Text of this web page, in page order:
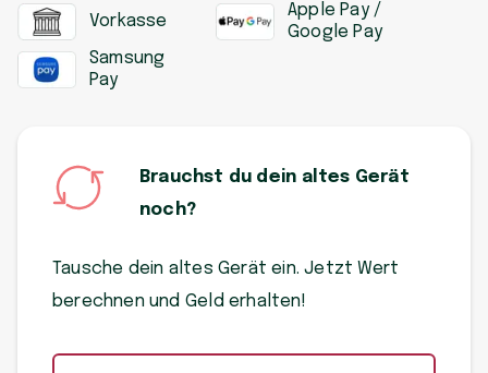
Vorkasse
Apple Pay /
Google Pay
Samsung
Pay
Brauchst du dein altes Gerät
noch?
Tausche dein altes Gerät ein. Jetzt Wert
berechnen und Geld erhalten!